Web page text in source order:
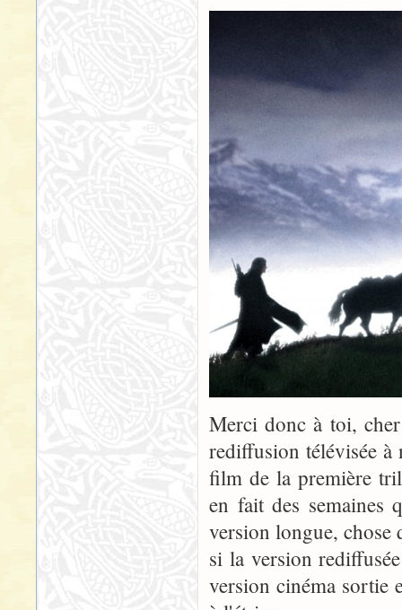
Merci donc à toi,
rediffusion télévisée à
film de la première
en fait des semaines
version longue, chose
si la version
version cinéma sortie